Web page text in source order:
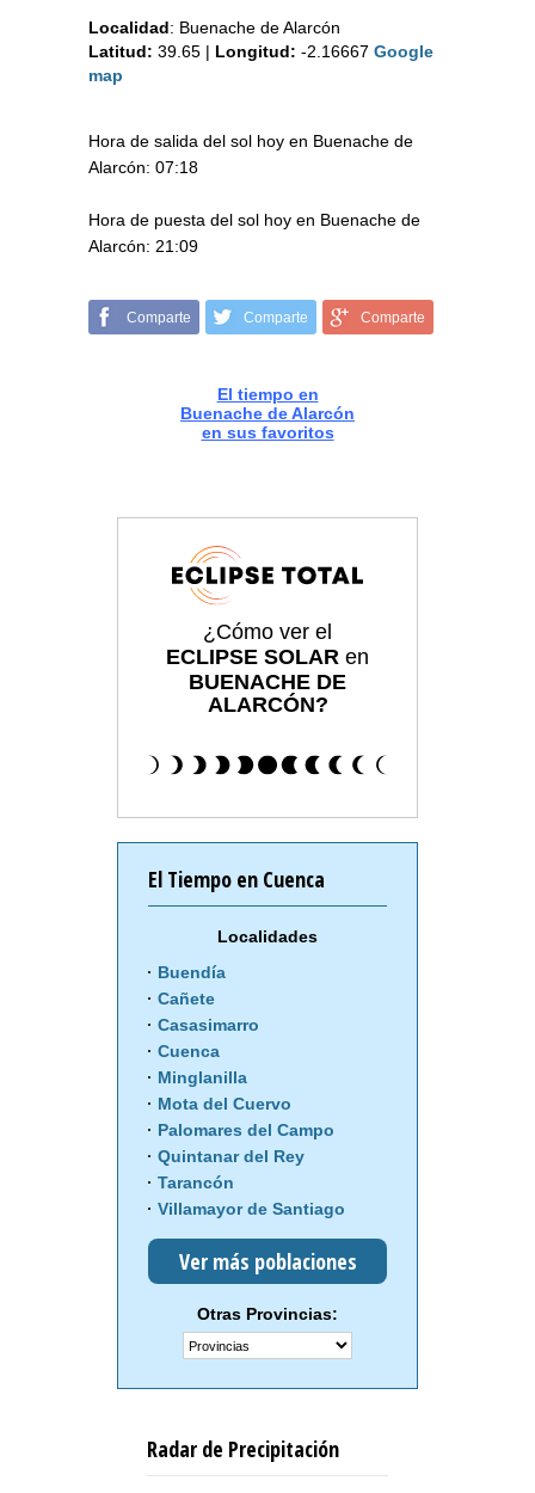
Localidad: Buenache de Alarcón
Latitud: 39.65 | Longitud: -2.16667 Google
map
Hora de salida del sol hoy en Buenache de
Alarcón: 07:18
Hora de puesta del sol hoy en Buenache de
Alarcón: 21:09
Comparte Comparte Comparte
El tiempo en
Buenache de Alarcón
en sus favoritos
¿Cómo ver el
ECLIPSE SOLAR en
BUENACHE DE
ALARCÓN?
El Tiempo en Cuenca
Localidades
Buendía
Cañete
Casasimarro
Cuenca
Minglanilla
Mota del Cuervo
Palomares del Campo
Quintanar del Rey
Tarancón
Villamayor de Santiago
Ver más poblaciones
Otras Provincias:
Radar de Precipitación